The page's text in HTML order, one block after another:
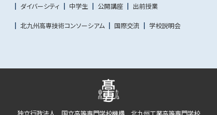
ダイバーシティ
中学生 公開講座 出前授業
北九州高専技術コンソーシアム 国際交流 学校説明会
独立行政法人 国立高等専門学校機構 北九州工業高等専門学校